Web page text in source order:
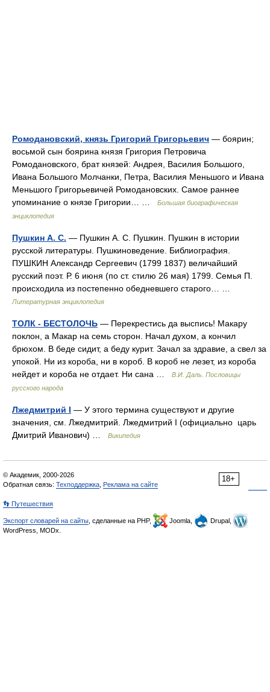
Ромодановский, князь Григорий Григорьевич — боярин;
восьмой сын боярина князя Григория Петровича
Ромодановского, брат князей: Андрея, Василия Большого,
Ивана Большого Молчанки, Петра, Василия Меньшого и Ивана
Меньшого Григорьевичей Ромодановских. Самое раннее
упоминание о князе Григории… …
Большая биографическая
энциклопедия
Пушкин А. С. — Пушкин А. С. Пушкин. Пушкин в истории
русской литературы. Пушкиноведение. Библиография.
ПУШКИН Александр Сергеевич (1799 1837) величайший
русский поэт. Р. 6 июня (по ст. стилю 26 мая) 1799. Семья П.
происходила из постепенно обедневшего старого… …
Литературная энциклопедия
ТОЛК - БЕСТОЛОЧЬ — Перекрестись да выспись! Макару
поклон, а Макар на семь сторон. Начал духом, а кончил
брюхом. В беде сидит, а беду курит. Зачал за здравие, а свел за
упокой. Ни из короба, ни в короб. В короб не лезет, из короба
нейдет и короба не отдает. Ни сана …
В.И. Даль. Пословицы
русского народа
Лжедмитрий I — У этого термина существуют и другие
значения, см. Лжедмитрий. Лжедмитрий I (официально царь
Дмитрий Иванович) …
Википедия
18+
© Академик, 2000-2026
Обратная связь: Техподдержка Реклама на сайте
👣 Путешествия
Экспорт словарей на сайты , сделанные на PHP, Joomla,
Drupal,
WordPress, MODx.